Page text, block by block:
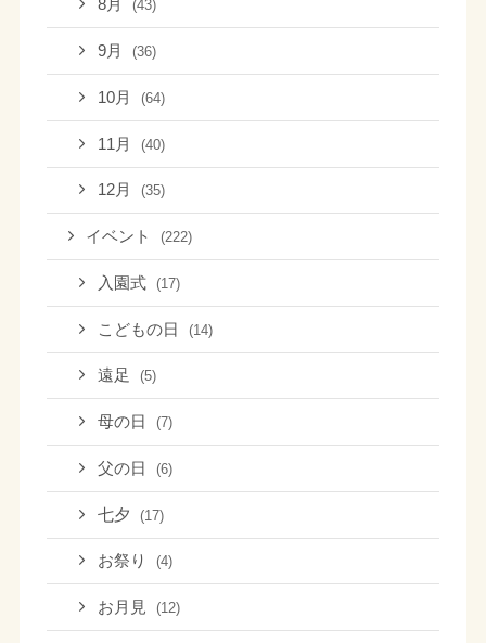
8月 (43)
9月 (36)
10月 (64)
11月 (40)
12月 (35)
イベント (222)
入園式 (17)
こどもの日 (14)
遠足 (5)
母の日 (7)
父の日 (6)
七夕 (17)
お祭り (4)
お月見 (12)